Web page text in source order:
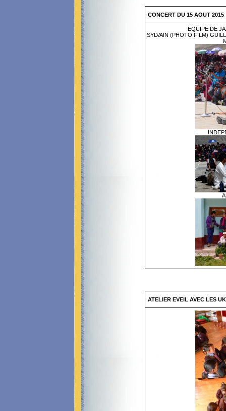
CONCERT DU 15 AOUT 2015
EQUIPE DE
SYLVAIN (PHOTO FILM)
ATELIER EVEIL AVEC LES